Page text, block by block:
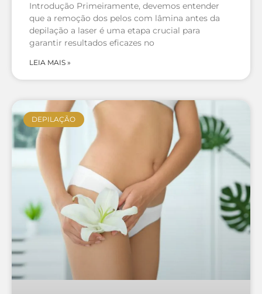
Introdução Primeiramente, devemos entender
que a remoção dos pelos com lâmina antes da
depilação a laser é uma etapa crucial para
garantir resultados eficazes no
LEIA MAIS »
DEPILAÇÃO